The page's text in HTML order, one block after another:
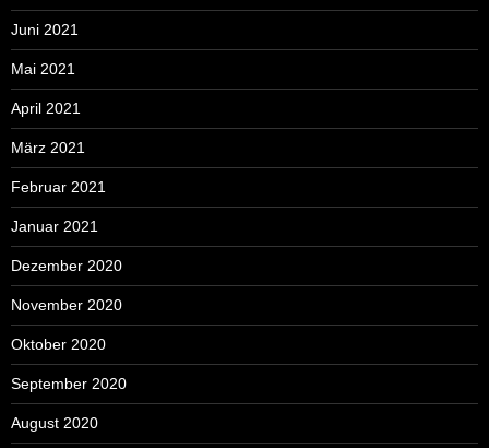
Juni 2021
Mai 2021
April 2021
März 2021
Februar 2021
Januar 2021
Dezember 2020
November 2020
Oktober 2020
September 2020
August 2020